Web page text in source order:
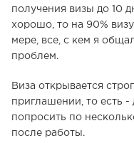
получения визы до 10
хорошо, то на 90%
мере, все, с кем я
проблем.
Виза открывается
приглашении, то есть
попросить по
после работы.